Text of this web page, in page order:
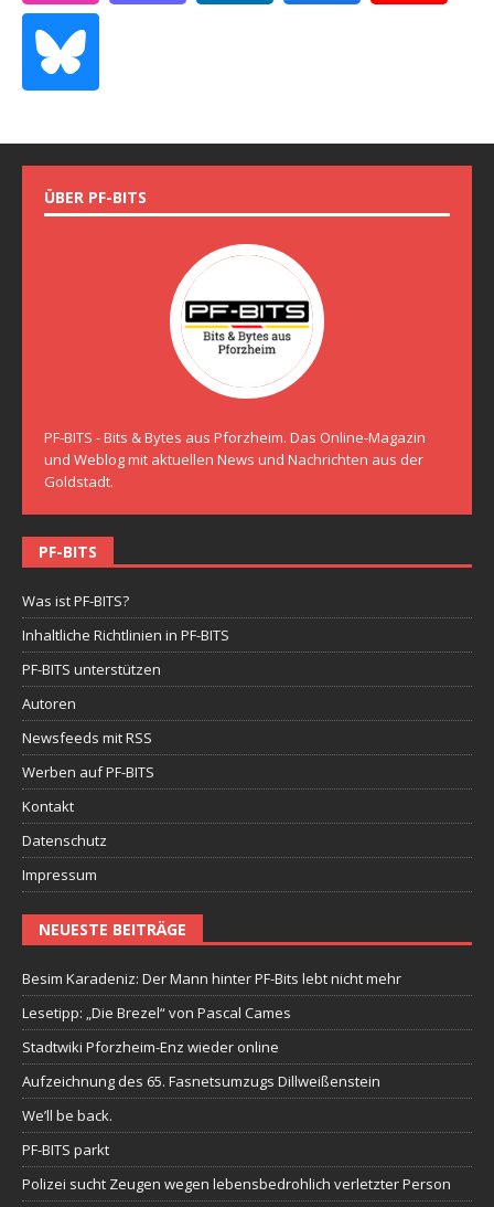
ÜBER PF-BITS
PF-BITS - Bits & Bytes aus Pforzheim. Das Online-Magazin
und Weblog mit aktuellen News und Nachrichten aus der
Goldstadt.
PF-BITS
Was ist PF-BITS?
Inhaltliche Richtlinien in PF-BITS
PF-BITS unterstützen
Autoren
Newsfeeds mit RSS
Werben auf PF-BITS
Kontakt
Datenschutz
Impressum
NEUESTE BEITRÄGE
Besim Karadeniz: Der Mann hinter PF-Bits lebt nicht mehr
Lesetipp: „Die Brezel“ von Pascal Cames
Stadtwiki Pforzheim-Enz wieder online
Aufzeichnung des 65. Fasnetsumzugs Dillweißenstein
We’ll be back.
PF-BITS parkt
Polizei sucht Zeugen wegen lebensbedrohlich verletzter Person